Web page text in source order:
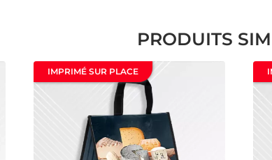
PRODUITS
IMPRIMÉ SUR PLACE